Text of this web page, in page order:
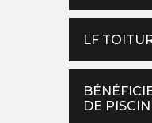
LF
DE